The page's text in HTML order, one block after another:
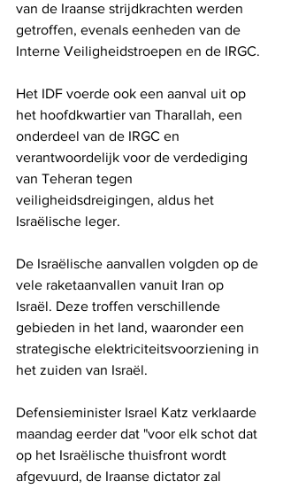
van de Iraanse strijdkrachten werden
getroffen, evenals eenheden van de
Interne Veiligheidstroepen en de IRGC.
Het IDF voerde ook een aanval uit op
het hoofdkwartier van Tharallah, een
onderdeel van de IRGC en
verantwoordelijk voor de verdediging
van Teheran tegen
veiligheidsdreigingen, aldus het
Israëlische leger.
De Israëlische aanvallen volgden op de
vele raketaanvallen vanuit Iran op
Israël. Deze troffen verschillende
gebieden in het land, waaronder een
strategische elektriciteitsvoorziening in
het zuiden van Israël.
Defensieminister Israel Katz verklaarde
maandag eerder dat "voor elk schot dat
op het Israëlische thuisfront wordt
afgevuurd, de Iraanse dictator zal